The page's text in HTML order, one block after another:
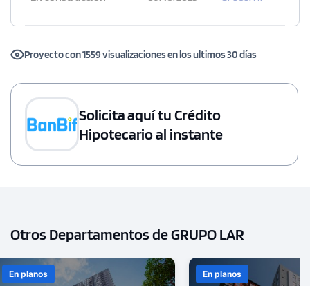
Proyecto con 1559 visualizaciones en los ultimos 30 días
Solicita aquí tu Crédito
Hipotecario al instante
Otros Departamentos de GRUPO LAR
En planos En planos